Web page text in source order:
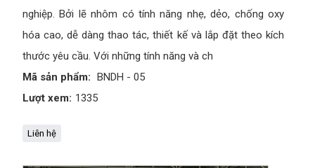
nghiệp. Bởi lẽ nhôm có tính năng nhẹ, dẻo, chống oxy
hóa cao, dễ dàng thao tác, thiết kế và lắp đặt theo kích
thước yêu cầu. Với những tính năng và ch
Mã sản phẩm: BNDH - 05
Lượt xem: 1335
Liên hệ